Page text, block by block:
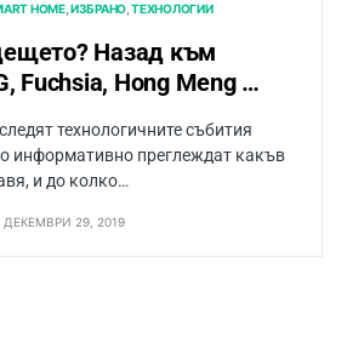
HOME ИЗБРАНО ТЕХНОЛОГИИ
Назад към
Fuchsia, Hong Meng …
технологичните събития
информативно преглеждат какъв
и до колко…
ДЕКЕМВРИ 29, 2019